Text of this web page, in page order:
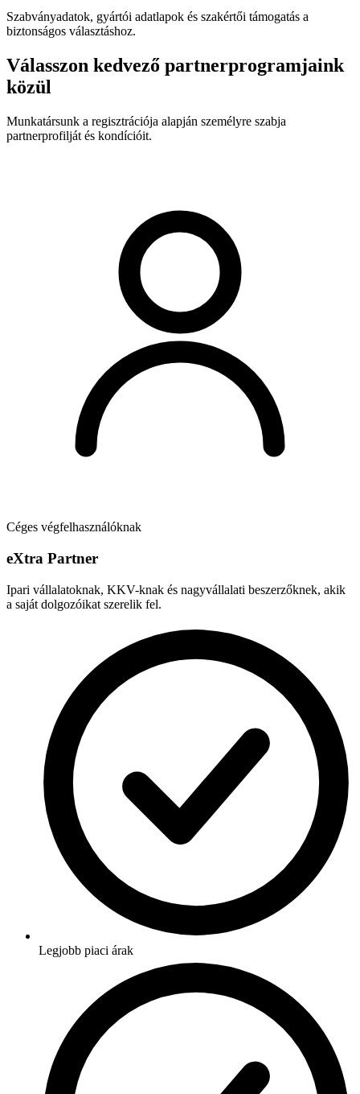
Szabványadatok, gyártói adatlapok és szakértői támogatás a
biztonságos választáshoz.
Válasszon kedvező partnerprogramjaink
közül
Munkatársunk a regisztrációja alapján személyre szabja
partnerprofilját és kondícióit.
Céges végfelhasználóknak
eXtra Partner
Ipari vállalatoknak, KKV-knak és nagyvállalati beszerzőknek, akik
a saját dolgozóikat szerelik fel.
Legjobb piaci árak